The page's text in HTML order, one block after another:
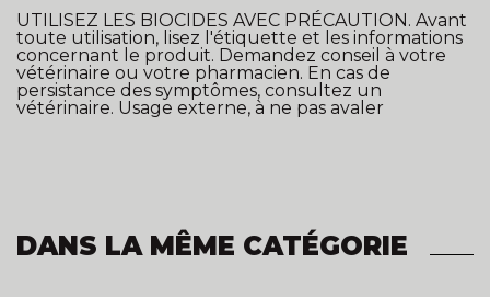
UTILISEZ LES BIOCIDES AVEC PRÉCAUTION. Avant
toute utilisation, lisez l'étiquette et les informations
concernant le produit. Demandez conseil à votre
vétérinaire ou votre pharmacien. En cas de
persistance des symptômes, consultez un
vétérinaire. Usage externe, à ne pas avaler
DANS LA MÊME CATÉGORIE